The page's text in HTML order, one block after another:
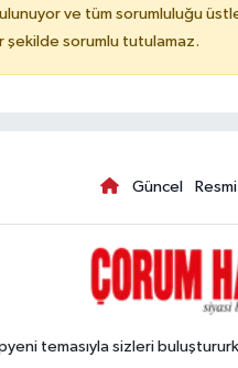
ve tüm sorumluluğu
şekilde sorumlu tutulamaz.
Güncel
temasıyla sizleri